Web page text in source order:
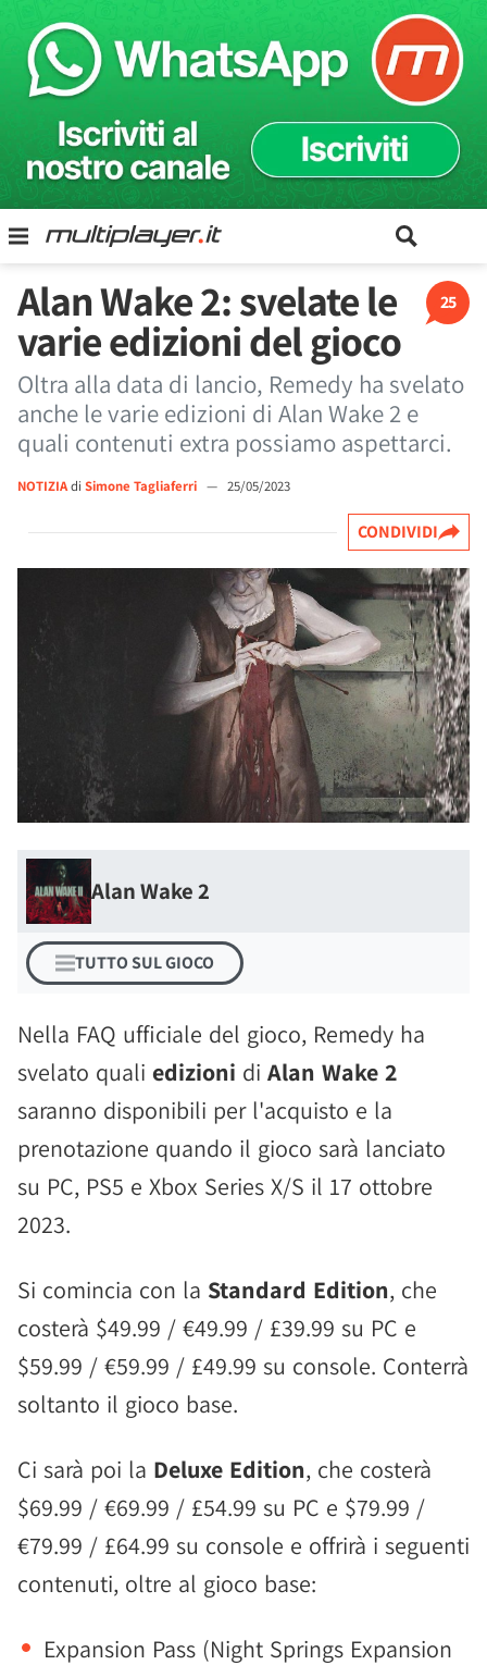
25
Alan Wake 2: svelate le
varie edizioni del gioco
Oltra alla data di lancio, Remedy ha svelato
anche le varie edizioni di Alan Wake 2 e
quali contenuti extra possiamo aspettarci.
NOTIZIAdi Simone Tagliaferri — 25/05/2023
CONDIVIDI
Alan Wake 2
TUTTO SUL GIOCO
Nella FAQ ufficiale del gioco, Remedy ha
svelato quali edizioni di Alan Wake 2
saranno disponibili per l'acquisto e la
prenotazione quando il gioco sarà lanciato
su PC, PS5 e Xbox Series X/S il 17 ottobre
2023.
Si comincia con la Standard Edition, che
costerà $49.99 / €49.99 / £39.99 su PC e
$59.99 / €59.99 / £49.99 su console. Conterrà
soltanto il gioco base.
Ci sarà poi la Deluxe Edition, che costerà
$69.99 / €69.99 / £54.99 su PC e $79.99 /
€79.99 / £64.99 su console e offrirà i seguenti
contenuti, oltre al gioco base:
Expansion Pass (Night Springs Expansion